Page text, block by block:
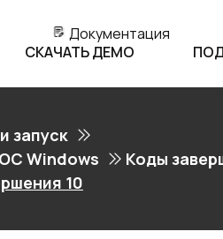
Документация
СКАЧАТЬ ДЕМО
запуск
Windows
Коды
10